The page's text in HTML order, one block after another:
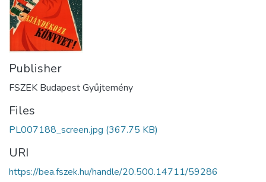
Publisher
FSZEK Budapest Gyűjtemény
Files
PL007188_screen.jpg (367.75 KB)
URI
https://bea.fszek.hu/handle/20.500.14711/59286